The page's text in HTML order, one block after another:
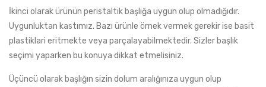
İkinci olarak ürünün peristaltik başlığa uygun olup olmadığıdır.
Uygunluktan kastımız. Bazı ürünle örnek vermek gerekir ise basit
plastiklari eritmekte veya parçalayabilmektedir. Sizler başlık
seçimi yaparken bu konuya dikkat etmelisiniz.
Üçüncü olarak başlığın sizin dolum aralığınıza uygun olup